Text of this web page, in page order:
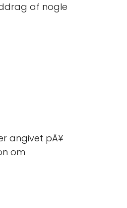
af nogle
angivet pÃ¥
om